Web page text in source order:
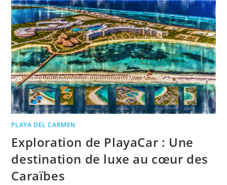
PLAYA DEL CARMEN
Exploration de PlayaCar : Une
destination de luxe au cœur des
Caraïbes